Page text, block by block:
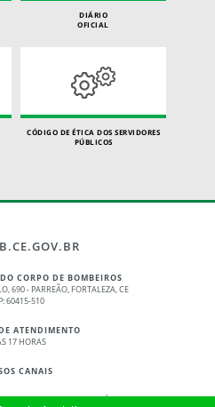
DIÁRIO
OFICIAL
CÓDIGO DE ÉTICA DOS SERVIDORES
PÚBLICOS
CORPO DE BOMBEIROS
690 - PARREÃO, FORTALEZA, CE
60415-510
ATENDIMENTO
17 HORAS
CANAIS
DO ESTADO DO CEARÁ